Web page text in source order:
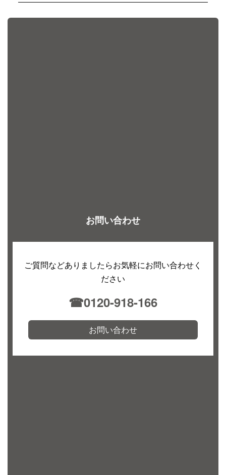
お問い合わせ
ご質問などありましたらお気軽にお問い合わせく
ださい
☎︎0120-918-166
お問い合わせ